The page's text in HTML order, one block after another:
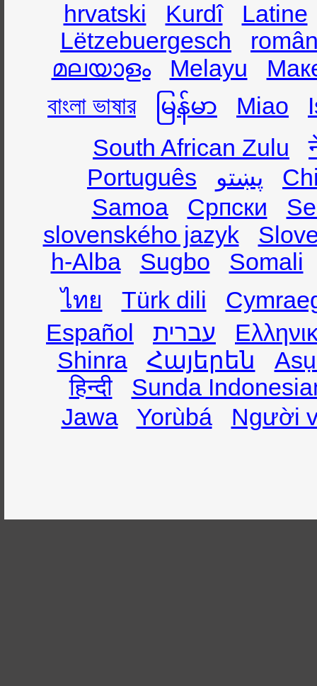
hrvatski
Kurdî
Latine
Lëtzebuergesch
മലയാളം
Melayu
বাংলা ভাষার
မြန်မာ Miao
South African Zulu
Português
پښتو
Samoa
Српски
slovenského jazyk
h-Alba
Sugbo
Somali
ไทย
Türk dili
Español
עברית
Shinra
Հայերեն
हिन्दी
Sunda
Jawa
Yorùbá Người